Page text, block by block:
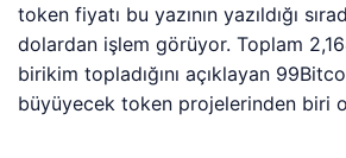
token fiyatı bu yazının yazıldığı
dolardan işlem görüyor. Toplam
birikim topladığını açıklayan
büyüyecek token projelerinden biri